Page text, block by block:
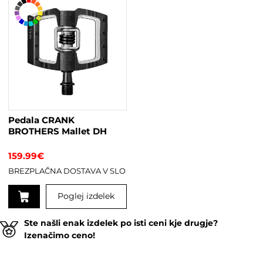
Pedala CRANK
BROTHERS Mallet DH
159.99€
BREZPLAČNA DOSTAVA V SLO
Poglej izdelek
izdelek
ima
Ste našli enak izdelek po isti ceni kje drugje?
Izenačimo ceno!